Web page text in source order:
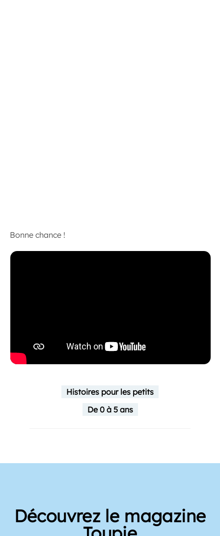
Bonne chance !
Histoires pour les petits
De 0 à 5 ans
Découvrez le magazine